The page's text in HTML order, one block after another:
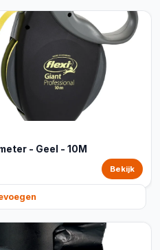
- Geel - 10M
Bekijk